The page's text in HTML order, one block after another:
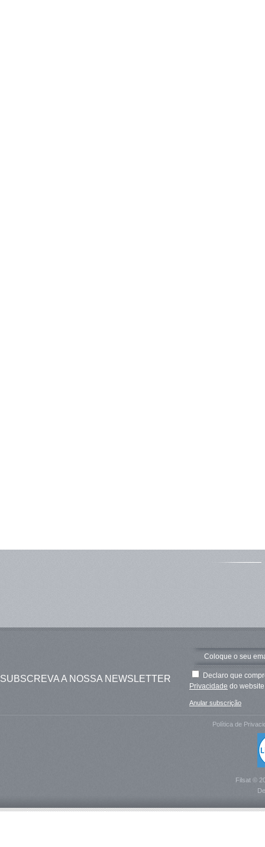
SUBSCREVA A NOSSA NEWSLETTER
Declaro que
Privacidade do
Anular subscrição
Política de
Filsat ©